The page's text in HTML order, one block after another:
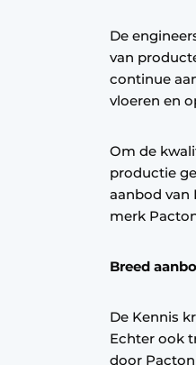
De
van
continue
vloeren en
Om de
productie
aanbod van
merk
Breed
De Kennis
Echter ook
door